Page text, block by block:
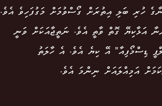
ހުރި ބަލި އިތުރަށް ގޯސްވުމަށް މަގުފަހިވެ އެވެ.
އަޅާކިޔޭ ގޮތް ވާތީ އެވެ. ނަތީޖާއަކަށް ވަނީ
ޑިސްމޯފިއާ" އޭ ކިޔެ އެވެ. އެ ހާލަތު
އަމިއްލައަށް ނިންމަ އެވެ.